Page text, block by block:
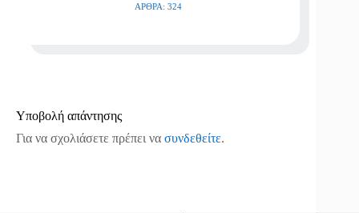
ΆΡΘΡΑ: 324
Υποβολή απάντησης
Για να σχολιάσετε πρέπει να συνδεθείτε.